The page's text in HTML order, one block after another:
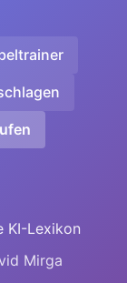
KI-Lexikon
Mirga